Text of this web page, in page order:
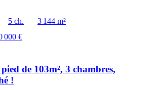
5 ch.
3 144 m²
000 €
de 103m², 3 chambres,
!